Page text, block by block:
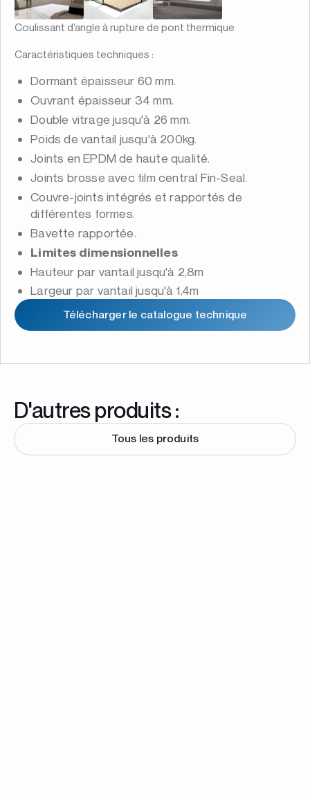
Coulissant d’angle à rupture de pont thermique
Caractéristiques techniques :
Dormant épaisseur 60 mm.
Ouvrant épaisseur 34 mm.
Double vitrage jusqu'à 26 mm.
Poids de vantail jusqu'à 200kg.
Joints en EPDM de haute qualité.
Joints brosse avec film central Fin-Seal.
Couvre-joints intégrés et rapportés de
différentes formes.
Bavette rapportée.
Limites dimensionnelles
Hauteur par vantail jusqu'à 2,8m
Largeur par vantail jusqu'à 1,4m
Télécharger le catalogue technique
D'autres produits :
Tous les produits